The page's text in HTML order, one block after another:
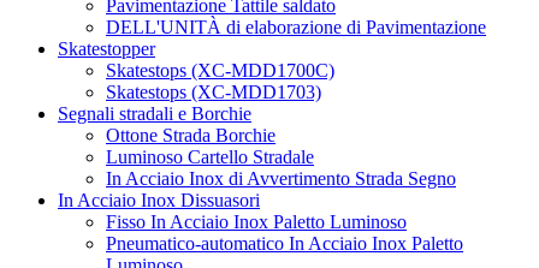
Pavimentazione Tattile saldato
DELL'UNITÀ di elaborazione di Pavimentazione
Skatestopper
Skatestops (XC-MDD1700C)
Skatestops (XC-MDD1703)
Segnali stradali e Borchie
Ottone Strada Borchie
Luminoso Cartello Stradale
In Acciaio Inox di Avvertimento Strada Segno
In Acciaio Inox Dissuasori
Fisso In Acciaio Inox Paletto Luminoso
Pneumatico-automatico In Acciaio Inox Paletto